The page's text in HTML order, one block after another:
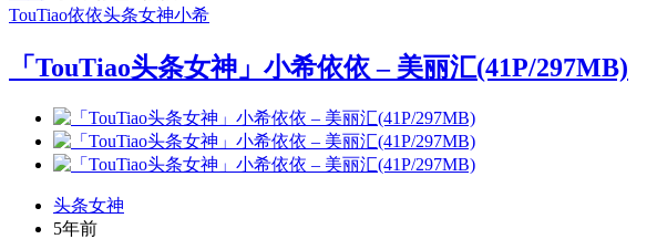
TouTiao依依头条女神小希
「TouTiao头条女神」小希依依 – 美丽汇(41P/297MB)
头条女神
5年前